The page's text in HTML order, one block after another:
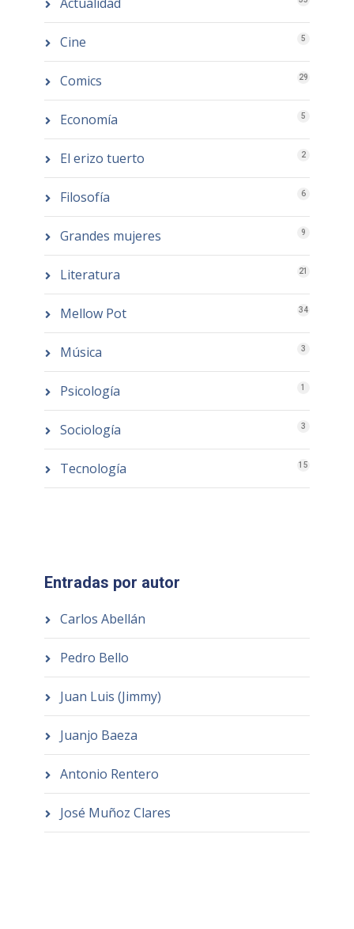
Cine 5
Comics 29
Economía 5
El erizo tuerto 2
Filosofía 6
Grandes mujeres 9
Literatura 21
Mellow Pot 34
Música 3
Psicología 1
Sociología 3
Tecnología 15
Entradas por autor
Carlos Abellán
Pedro Bello
Juan Luis (Jimmy)
Juanjo Baeza
Antonio Rentero
José Muñoz Clares